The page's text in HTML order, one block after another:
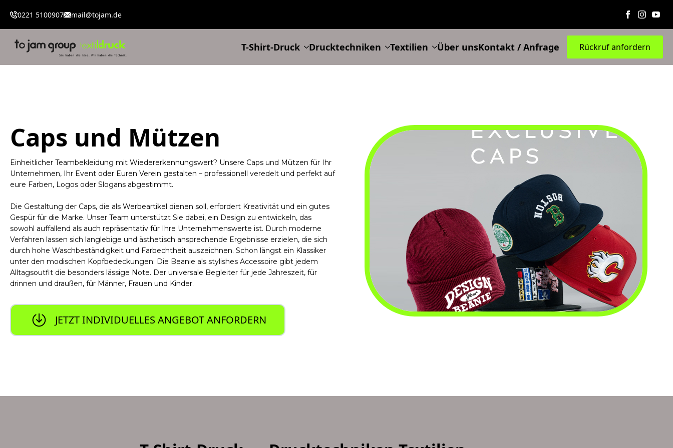
0221 5100907 mail@tojam.de
T-Shirt-Druck Drucktechniken Textilien Über unsKontakt / Anfrage Rückruf anfordern
Caps und Mützen
Einheitlicher Teambekleidung mit Wiedererkennungswert? Unsere Caps und Mützen für Ihr
Unternehmen, Ihr Event oder Euren Verein gestalten – professionell veredelt und perfekt auf
eure Farben, Logos oder Slogans abgestimmt.
Die Gestaltung der Caps, die als Werbeartikel dienen soll, erfordert Kreativität und ein gutes
Gespür für die Marke. Unser Team unterstützt Sie dabei, ein Design zu entwickeln, das
sowohl auffallend als auch repräsentativ für Ihre Unternehmenswerte ist. Durch moderne
Verfahren lassen sich langlebige und ästhetisch ansprechende Ergebnisse erzielen, die sich
durch hohe Waschbeständigkeit und Farbechtheit auszeichnen. Schon längst ein Klassiker
unter den modischen Kopfbedeckungen: Die Beanie als stylishes Accessoire gibt jedem
Alltagsoutfit die besonders lässige Note. Der universale Begleiter für jede Jahreszeit, für
drinnen und draußen, für Männer, Frauen und Kinder.
JETZT INDIVIDUELLES ANGEBOT ANFORDERN